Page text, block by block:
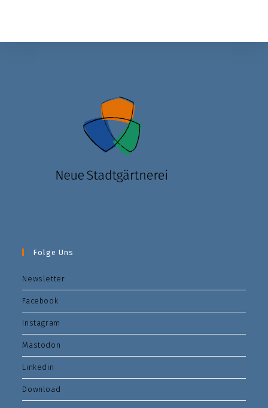
Folge Uns
Newsletter
Facebook
Instagram
Mastodon
Linkedin
Download